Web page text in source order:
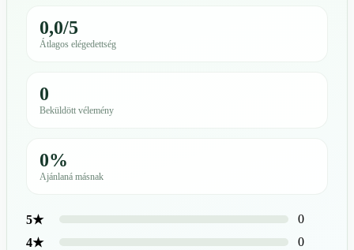
0,0/5
Átlagos elégedettség
0
Beküldött vélemény
0%
Ajánlaná másnak
5★
0
4★
0